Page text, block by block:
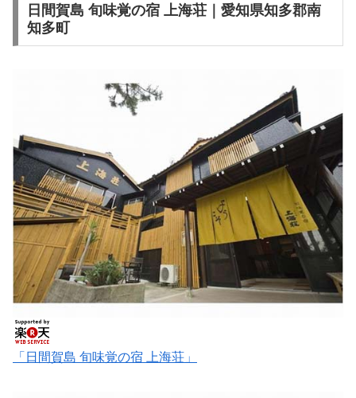
日間賀島 旬味覚の宿 上海荘｜愛知県知多郡南
知多町
「日間賀島 旬味覚の宿 上海荘」